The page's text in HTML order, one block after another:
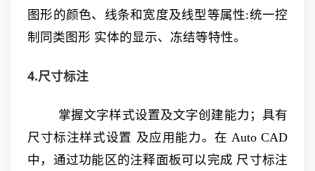
图形的颜色、线条和宽度及线型等属性:统一控
制同类图形 实体的显示、冻结等特性。
4.尺寸标注
掌握文字样式设置及文字创建能力；具有
尺寸标注样式设置 及应用能力。在 Auto CAD
中，通过功能区的注释面板可以完成 尺寸标注